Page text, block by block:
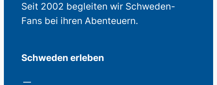
Seit 2002 begleiten wir Schweden-
Fans bei ihren Abenteuern.
Schweden erleben